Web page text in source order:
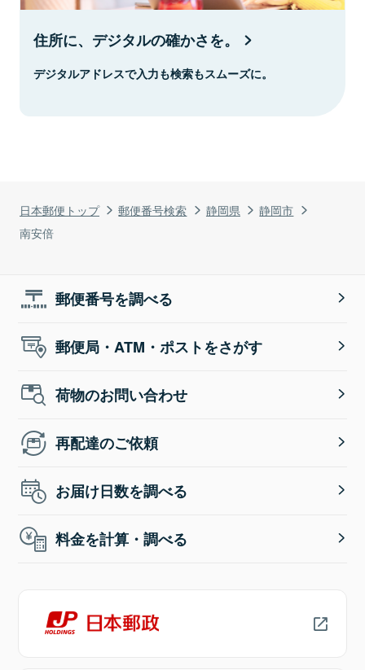
日本郵便トップ 郵便番号検索 静岡県
静岡市
南安倍
住所に、デジタルの確かさを。
デジタルアドレスで入力も検索もスムーズに。
郵便番号を調べる
郵便局・ATM・ポストをさがす
荷物のお問い合わせ
再配達のご依頼
お届け日数を調べる
料金を計算・調べる